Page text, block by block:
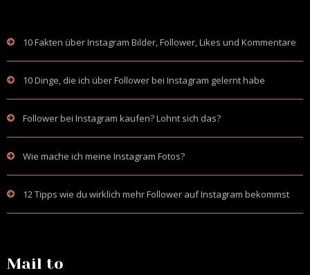
10 Fakten über Instagram Bilder, Follower, Likes und Kommentare
10 Dinge, die ich über Follower bei Instagram gelernt habe
Follower bei Instagram kaufen? Lohnt sich das?
Wie mache ich meine Instagram Fotos?
12 Tipps wie du wirklich mehr Follower auf Instagram bekommst
Mail to